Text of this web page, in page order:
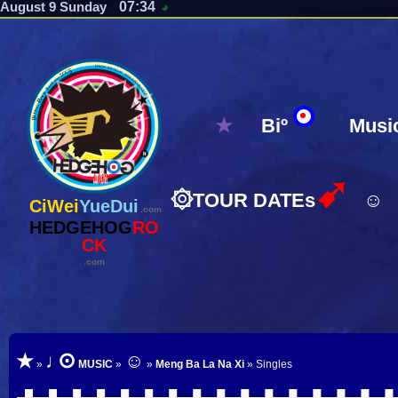
August 9 Sunday 07:34 ◕
CiWeiYueDui .com
HEDGEHOGRO
CK
.com
★ Biº
۞TOUR DATEs➹ ☺
★ » ♩⊙ MUSIC » ☺ » Meng Ba La Na Xi » Singles